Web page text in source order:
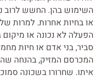
השימוש בהן. החשש לרוב
או בחיות אחרות. למרות
הפעלה לא נכונה או מיקום
סביר, בני אדם או חיות
המכרסם המזיק, בהנחה
איתו. שחרורו בשכונה